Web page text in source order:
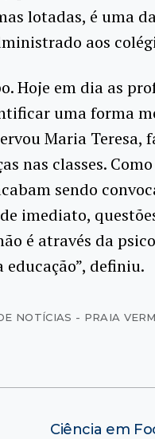
lotadas, é uma
aos
Hoje em dia as
uma forma
Maria Teresa,
nas classes. Como
sendo
imediato,
é através da
definiu.
NOTÍCIAS - PRAIA
Ciência em